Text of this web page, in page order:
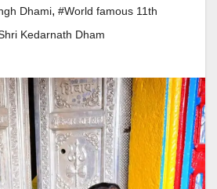
Dhami, #World famous 11th
Kedarnath Dham